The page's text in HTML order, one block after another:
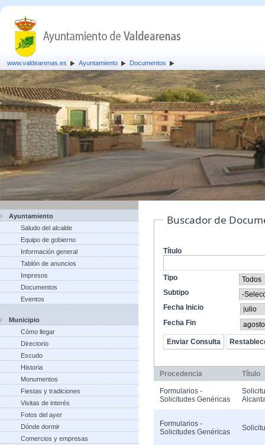
www.valdearenas.es Ayuntamiento Documentos
Ayuntamiento
Saludo del alcalde
Equipo de gobierno
Información general
Tablón de anuncios
Impresos
Documentos
Eventos
Municipio
Cómo llegar
Directorio
Escudo
Historia
Monumentos
Fiestas y tradiciones
Visitas de interés
Fotos del ayer
Dónde dormir
Comercios y empresas
Buscador de
Título
Tipo
Subtipo
Fecha Inicio
Fecha Fin
Procedencia Título
Formularios -
Solicitudes Genéricas
Formularios -
Solicitudes Genéricas